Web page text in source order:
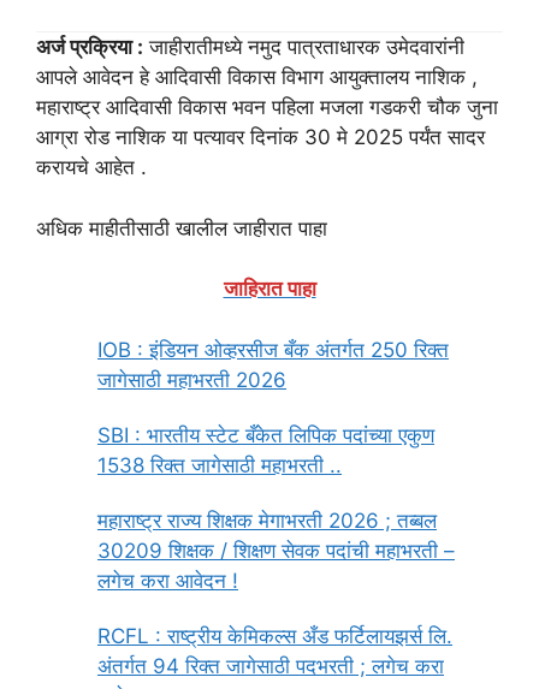
अर्ज प्रक्रिया : जाहीरातीमध्ये नमुद पात्रताधारक उमेदवारांनी
आपले आवेदन हे आदिवासी विकास विभाग आयुक्तालय नाशिक ,
महाराष्ट्र आदिवासी विकास भवन पहिला मजला गडकरी चौक जुना
आग्रा रोड नाशिक या पत्यावर दिनांक 30 मे 2025 पर्यंत सादर
करायचे आहेत .
अधिक माहीतीसाठी खालील जाहीरात पाहा
जाहिरात पाहा
IOB : इंडियन ओव्हरसीज बँक अंतर्गत 250 रिक्त
जागेसाठी महाभरती 2026
SBI : भारतीय स्टेट बँकेत लिपिक पदांच्या एकुण
1538 रिक्त जागेसाठी महाभरती ..
महाराष्ट्र राज्य शिक्षक मेगाभरती 2026 ; तब्बल
30209 शिक्षक / शिक्षण सेवक पदांची महाभरती –
लगेच करा आवेदन !
RCFL : राष्ट्रीय केमिकल्स अँड फर्टिलायझर्स लि.
अंतर्गत 94 रिक्त जागेसाठी पदभरती ; लगेच करा